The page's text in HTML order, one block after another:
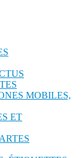
MOBILES,
ET